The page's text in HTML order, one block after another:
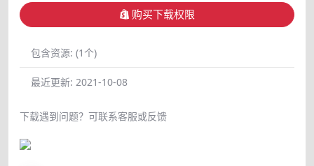
购买下载权限
包含资源: (1个)
最近更新: 2021-10-08
下载遇到问题？可联系客服或反馈